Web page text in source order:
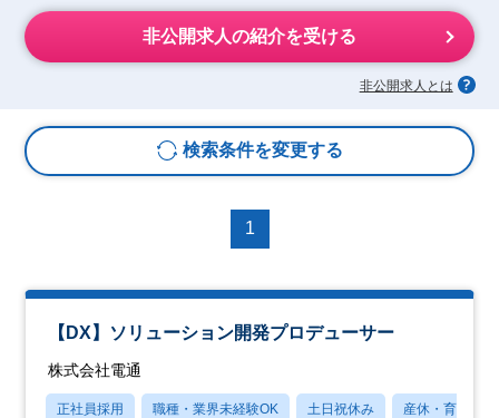
非公開求人の紹介を受ける
非公開求人とは
検索条件を変更する
1
【DX】ソリューション開発プロデューサー
株式会社電通
正社員採用 職種・業界未経験OK 土日祝休み 産休・育休あり